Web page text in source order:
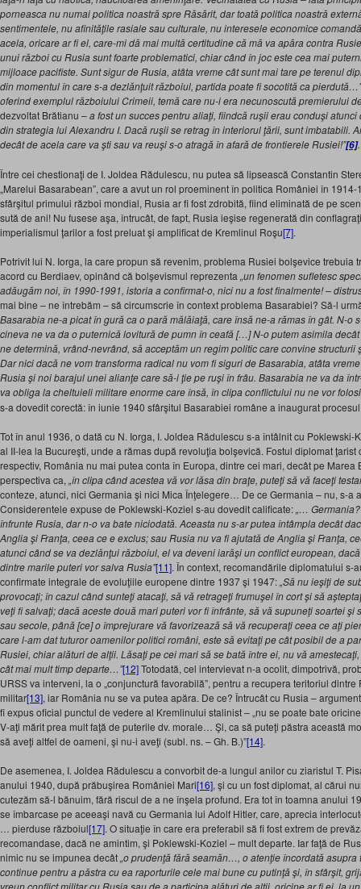
porneasca nu numai politica noastră spre Răsărit, dar toată politica noastră
sentimentele, nu afinităţile rasiale sau culturale, nu interesele economice
acela, oricare ar fi el, care-mi dă mai multă certitudine că mă va apăra contra
unui război cu Rusia sunt foarte problematici, chiar când în joc este cea mai
mijloace pacifiste. Sunt sigur de Rusia, atâta vreme cât sunt mai tare pe terenul
din momentul în care s-a dezlănţuit războiul, partida poate fi socotită ca
oferind exemplul războiului Crimeii, temă care nu-i era necunoscută premierului
dezvoltat Brătianu –a fost un succes pentru aliaţi, fiindcă ruşii erau conduşi
din strategia lui Alexandru I. Dacă ruşii se retrag în interiorul ţării, sunt imbatabili.
decât de acela care va şti sau va reuşi s-o atragă în afară de frontierele Rusiei!”[6].
Între cei chestionaţi de I. Joldea Rădulescu, nu putea să lipsească Constantin
„Marelui Basarabean”, care a avut un rol proeminent în politica României în
sfârşitul primului război mondial, Rusia ar fi fost zdrobită, fiind eliminată de pe
sută de ani! Nu fusese aşa, întrucât, de fapt, Rusia ieşise regenerată din
imperialismul ţarilor a fost preluat şi amplificat de Kremlinul Roşu[7].
Potrivit lui N. Iorga, la care propun să revenim, problema Rusiei bolşevice trebuia
acord cu Berdiaev, opinând că bolşevismul reprezenta „un fenomen sufletesc
adăugăm noi, în 1990-1991, istoria a confirmat-o, nici nu a fost finalmente! –
mai bine – ne întrebăm – să circumscrie în context problema Basarabiei? Să-l
Basarabia ne-a picat în gură ca o pară mălăiaţă, care însă ne-a rămas în gât. N-o
cineva ne va da o puternică lovitură de pumn în ceafă […] N-o putem asimila
ne determină, vrând-nevrând, să acceptăm un regim politic care convine
Dar nici dacă ne vom transforma radical nu vom fi siguri de Basarabia, atâta
Rusia şi noi barajul unei alianţe care să-i ţie pe ruşi în frâu. Basarabia ne va da
va obliga la cheltuieli militare enorme care însă, în clipa conflictului nu ne vor
s-a dovedit corectă: în iunie 1940 sfârşitul Basarabiei române a inaugurat
Tot în anul 1936, o dată cu N. Iorga, I. Joldea Rădulescu s-a întâlnit cu
al II-lea la Bucureşti, unde a rămas după revoluţia bolşevică. Fostul diplomat ţarist
respectiv, România nu mai putea conta în Europa, dintre cei mari, decât pe
perspectiva ca, „în clipa când acestea vă vor lăsa din braţe, puteţi să vă faceţi
conteze, atunci, nici Germania şi nici Mica Înţelegere… De ce Germania – nu, s-a
Considerentele expuse de Poklewski-Koziel s-au dovedit calificate:„…
înfrunte Rusia, dar n-o va bate niciodată. Aceasta nu s-ar putea întâmpla decât
Anglia şi Franţa, ceea ce e exclus; sau Rusia nu va fi ajutată de Anglia şi Franţa,
atunci când se va dezlănţui războiul, el va deveni iarăşi un conflict european,
dintre marile puteri vor salva Rusia”[11]. În context, recomandările diplomatului s-
confirmate integrale de evoluţiile europene dintre 1937 şi 1947:„Să nu ieşiţi de
provocaţi; în cazul când sunteţi atacaţi, să vă retrageţi frumuşel în cort şi să
veţi fi salvaţi; dacă aceste două mari puteri vor fi înfrânte, să vă supuneţi soartei şi
sau secole, până [ce] o împrejurare vă favorizează să vă recuperaţi ceea ce aţi
care l-am dat tuturor oamenilor politici români, este să evitaţi pe cât posibil de a
Rusiei, chiar alături de alţii. Lăsaţi pe cei mari să se bată între ei, nu vă
cât mai mult timp departe…”[12]Totodată, cel intervievat n-a ocolit, dimpotrivă,
URSS va interveni, la o „conjunctură favorabilă”, pentru a recupera teritoriul
militar[13], iar România nu se va putea apăra. De ce? Întrucât cu Rusia –
fi expus oficial punctul de vedere al Kremlinului stalinist – „nu se poate bate
V-aţi mărit prea mult faţă de puterile dv. morale… Şi, ca să puteţi păstra această
să aveţi altfel de oameni, şi nu-i aveţi (subl. ns. – Gh. B.)”[14].
De asemenea, I. Joldea Rădulescu a convorbit de-a lungul anilor cu ziaristul T.
anului 1940, după prăbuşirea României Mari[16], şi cu un fost diplomat, al cărui
cutezăm să-l bănuim, fără riscul de a ne înşela profund. Era tot în toamna anului
se îmbarcase pe aceeaşi navă cu Germania lui Adolf Hitler, care, aprecia
… pierduse războiul[17]. O situaţie în care era preferabil să fi fost extrem de
recomandase, dacă ne amintim, şi Poklewski-Koziel – mult departe. Iar faţă de
nimic nu se impunea decât„o prudenţă fără seamăn…, o atenţie încordată asupra
continue pentru a păstra cu ea raporturile cele mai bune cu putinţă şi, în sfârşit,
vreun conflict militar cu Rusia sau de a participa alături de alţii, oricine ar fi ei, la